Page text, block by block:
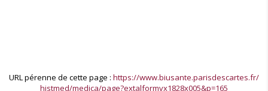
URL pérenne de cette page : https://www.biusante.parisdescartes.fr/
histmed/medica/page?extalformvx1828x005&p=165